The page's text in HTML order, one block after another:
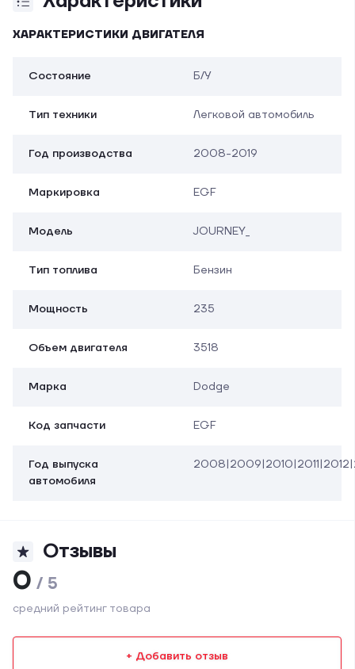
ХАРАКТЕРИСТИКИ ДВИГАТЕЛЯ
Состояние Б/У
Тип техники Легковой автомобиль
Год производства 2008-2019
Маркировка EGF
Модель JOURNEY_
Тип топлива Бензин
Мощность 235
Объем двигателя 3518
Марка Dodge
Код запчасти EGF
Год выпуска
автомобиля
Отзывы
0 / 5
средний рейтинг товара
+ Добавить отзыв